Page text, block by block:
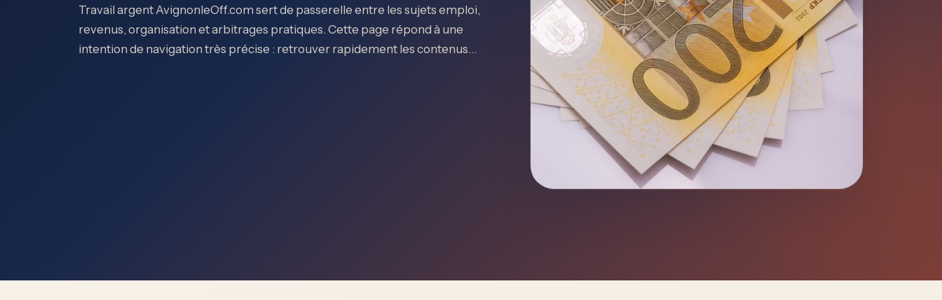
Travail argent AvignonleOff.com sert de passerelle entre les sujets emploi,
revenus, organisation et arbitrages pratiques. Cette page répond à une
intention de navigation très précise : retrouver rapidement les contenus…